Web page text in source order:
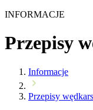
INFORMACJE
Przepisy
Informacje
Przepisy